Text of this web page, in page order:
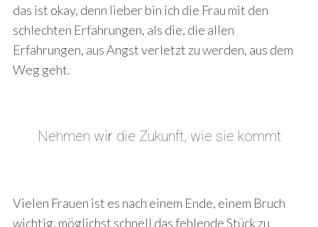
das ist okay, denn lieber bin ich die Frau mit den
schlechten Erfahrungen, als die, die allen
Erfahrungen, aus Angst verletzt zu werden, aus dem
Weg geht.
Nehmen wir die Zukunft, wie sie kommt
Vielen Frauen ist es nach einem Ende, einem Bruch
wichtig, möglichst schnell das fehlende Stück zu